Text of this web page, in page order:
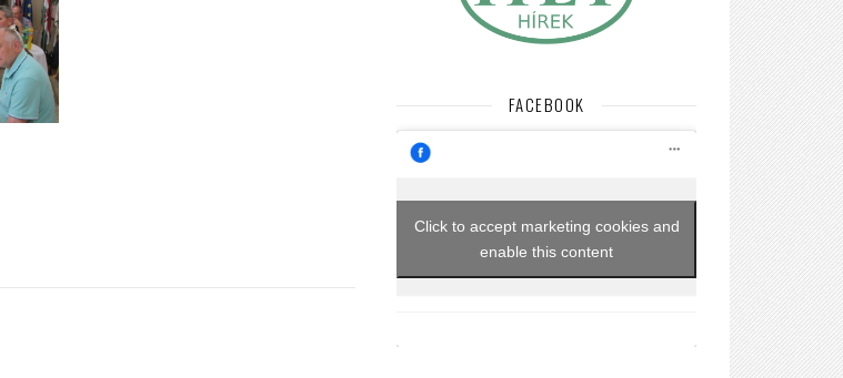
FACEBOOK
Click to accept marketing cookies and
enable this content